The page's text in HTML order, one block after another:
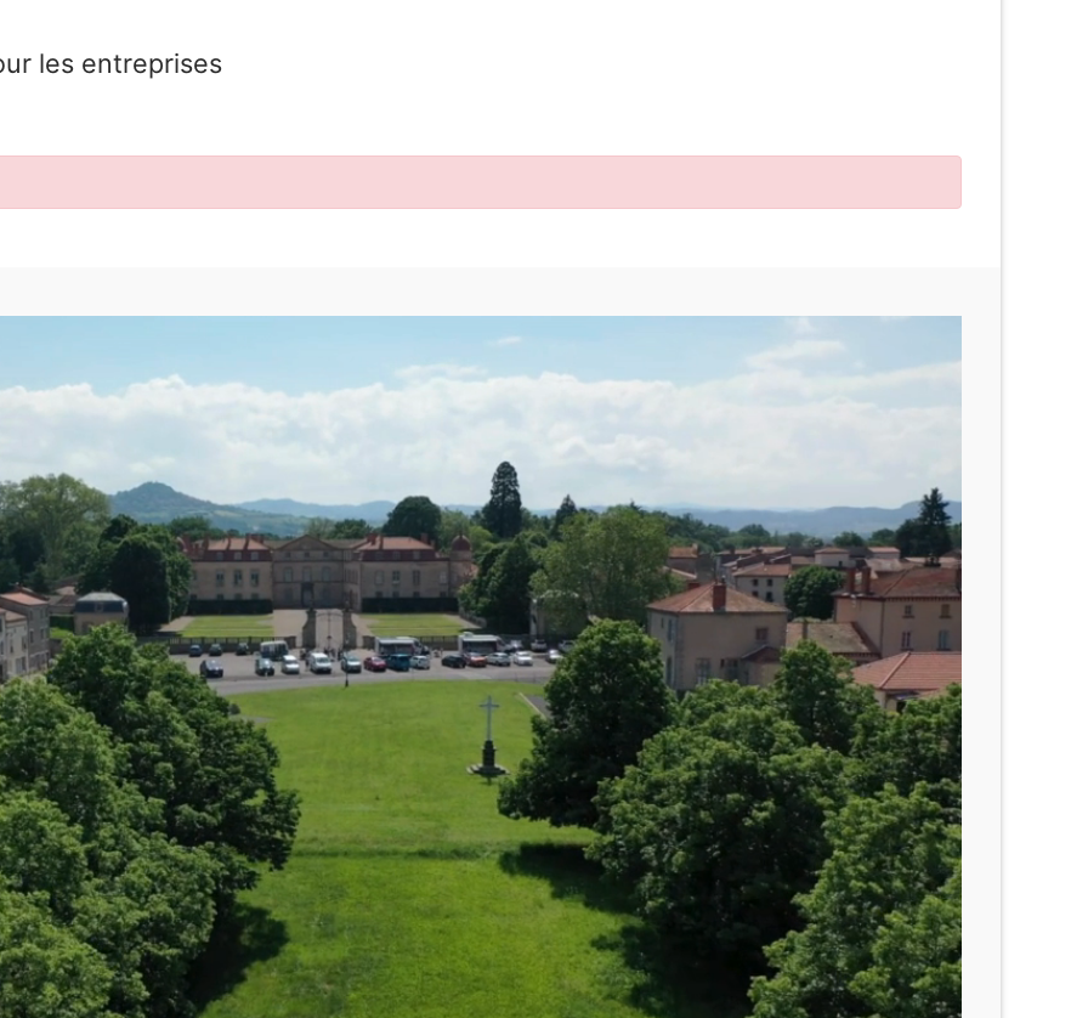
les entreprises